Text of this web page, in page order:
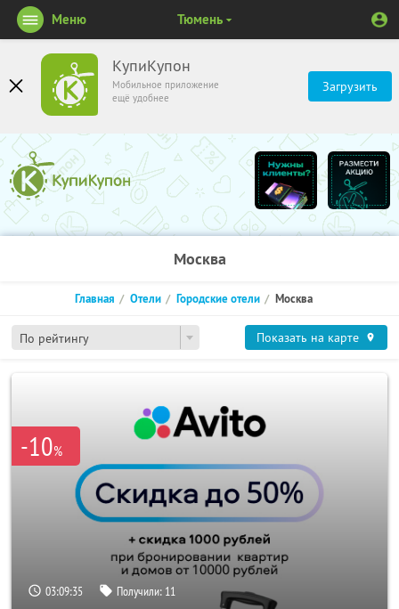
КупиКупон
Мобильное приложение
ещё удобнее
Загрузить
Меню Тюмень
Москва
По рейтингу
Главная Отели Городские отели Москва
Показать на карте
-10%
03:09:34 Получили: 11